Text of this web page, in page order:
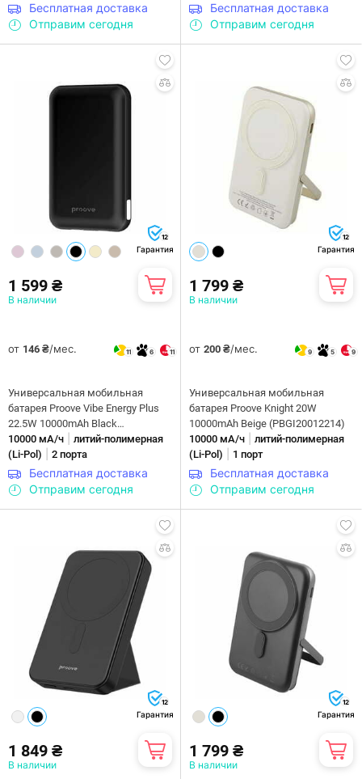
Бесплатная доставка
Отправим сегодня
Бесплатная доставка
Отправим сегодня
12
Гарантия
1 599 ₴
В наличии
от 146 ₴/мес. 11 6 11
Универсальная мобильная
батарея Proove Vibe Energy Plus
22.5W 10000mAh Black
(PBVE15012203)
10000 мА/ч
литий-полимерная
(Li-Pol)
2 порта
Бесплатная доставка
Отправим сегодня
12
Гарантия
1 799 ₴
В наличии
от 200 ₴/мес. 9 5 9
Универсальная мобильная
батарея Proove Knight 20W
10000mAh Beige (PBGI20012214)
10000 мА/ч
литий-полимерная
(Li-Pol)
1 порт
Бесплатная доставка
Отправим сегодня
12
Гарантия
1 849 ₴
В наличии
12
Гарантия
1 799 ₴
В наличии